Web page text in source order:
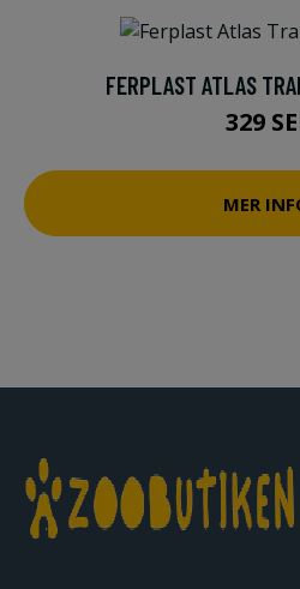
FERPLAST ATLAS
329
MER